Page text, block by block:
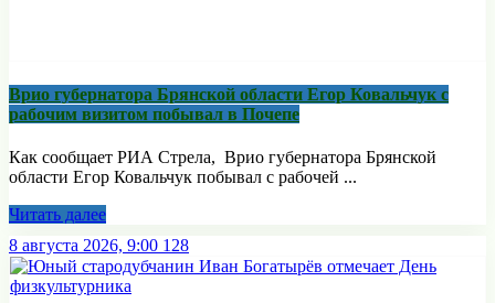
Врио губернатора Брянской области Егор Ковальчук с
рабочим визитом побывал в Почепе
Как сообщает РИА Стрела, Врио губернатора Брянской
области Егор Ковальчук побывал с рабочей ...
Читать далее
8 августа 2026, 9:00 128